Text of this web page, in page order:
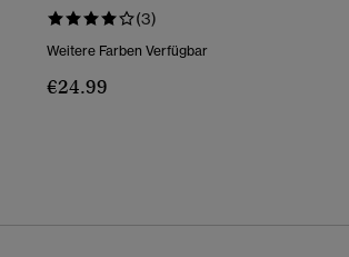
(3)
Weitere Farben Verfügbar
€24.99